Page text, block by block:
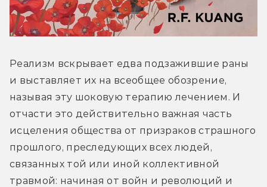
Реализм вскрывает едва подзажившие раны
и выставляет их на всеобщее обозрение,
называя эту шоковую терапию лечением. И
отчасти это действительно важная часть
исцеления общества от призраков страшного
прошлого, преследующих всех людей,
связанных той или иной коллективной
травмой: начиная от войн и революций и